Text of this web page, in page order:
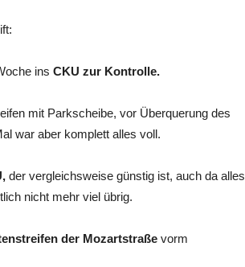
ins CKU zur Kontrolle.
mit Parkscheibe, vor Überquerung des
war aber komplett alles voll.
der vergleichsweise günstig ist, auch da alles
nicht mehr viel übrig.
der Mozartstraße vorm